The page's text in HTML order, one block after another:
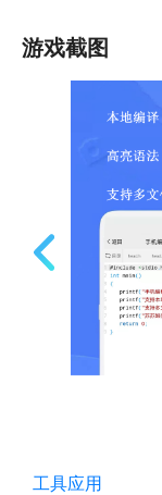
游戏截图
工具应用